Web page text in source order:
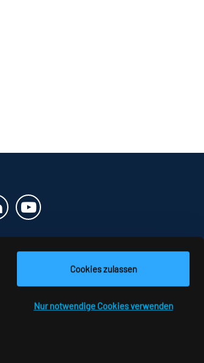
Cookies zulassen
Nur notwendige Cookies verwenden